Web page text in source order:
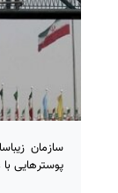
سازمان
پوسترهایی